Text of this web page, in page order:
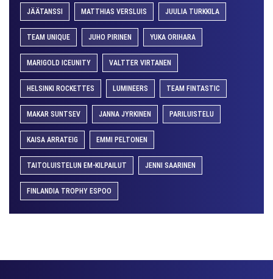
JÄÄTANSSI MATTHIAS VERSLUIS JUULIA TURKKILA
TEAM UNIQUE JUHO PIRINEN YUKA ORIHARA
MARIGOLD ICEUNITY VALTTER VIRTANEN
HELSINKI ROCKETTES LUMINEERS TEAM FINTASTIC
MAKAR SUNTSEV JANNA JYRKINEN PARILUISTELU
KAISA ARRATEIG EMMI PELTONEN
TAITOLUISTELUN EM-KILPAILUT JENNI SAARINEN
FINLANDIA TROPHY ESPOO